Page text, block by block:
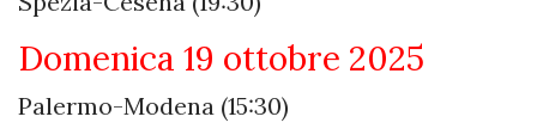
Domenica 19 ottobre 2025
Palermo-Modena (15:30)